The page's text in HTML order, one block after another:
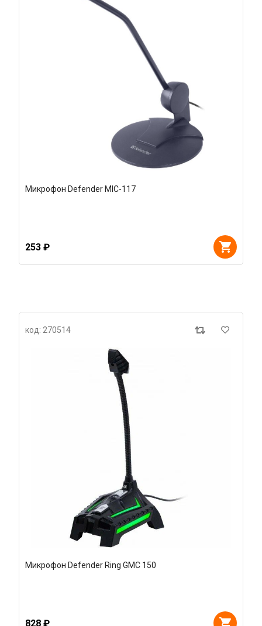
Микрофон Defender MIC-117
253 ₽
код: 270514
Микрофон Defender Ring GMC 150
828 ₽